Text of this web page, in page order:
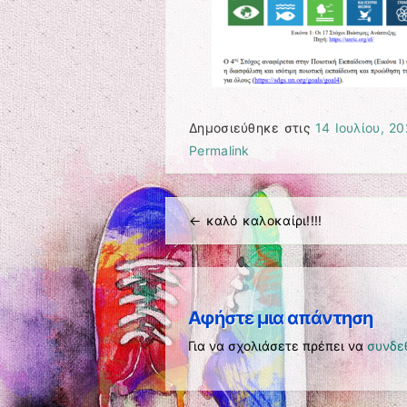
Δημοσιεύθηκε στις 14 Ιουλίου,
Permalink
Πλοήγηση άρθρων
← καλό καλοκαίρι!!!!
Αφήστε μια απάντηση
Για να σχολιάσετε πρέπει να